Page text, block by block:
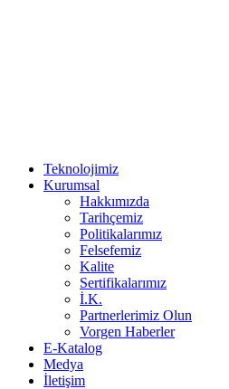
Teknolojimiz
Kurumsal
Hakkımızda
Tarihçemiz
Politikalarımız
Felsefemiz
Kalite
Sertifikalarımız
İ.K.
Partnerlerimiz Olun
Vorgen Haberler
E-Katalog
Medya
İletişim